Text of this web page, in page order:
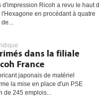
d'impression Ricoh a revu le haut
en procédant à quatre
dans la filiale
France
japonais de matériel
la mise en place d'un PSE
de 245 emplois...